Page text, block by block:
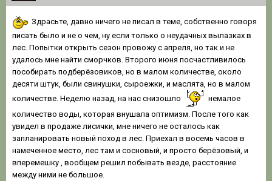
Здрасьте, давно ничего не писал в теме, собственно говоря
писать было и не о чем, ну если только о неудачных вылазках в
лес. Попытки открыть сезон провожу с апреля, но так и не
удалось мне найти сморчков. Второго июня посчастливилось
пособирать подберёзовиков, но в малом количестве, около
десяти штук, были свинушки, сыроежки, и маслята, но в малом
количестве. Неделю назад, на нас снизошло
немалое
количество воды, которая внушала оптимизм. После того как
увидел в продаже лисички, мне ничего не осталось как
запланировать новый поход в лес. Приехал в восемь часов в
намеченное место, лес там и сосновый, и просто берёзовый, и
вперемешку , вообщем решил побывать везде, расстояние
между ними не большое.